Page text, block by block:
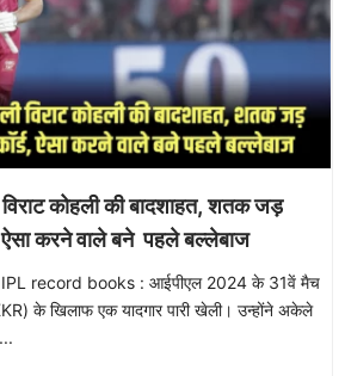
कोहली की बादशाहत, शतक जड़
ऐसा करने वाले बने पहले बल्लेबाज
record books : आईपीएल 2024 के 31वें मैच
के खिलाफ एक यादगार पारी खेली। उन्होंने अकेले